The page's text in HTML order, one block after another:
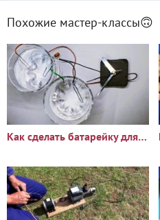
Похожие мастер-классы🙃
Как сделать батарейку для часов на воде